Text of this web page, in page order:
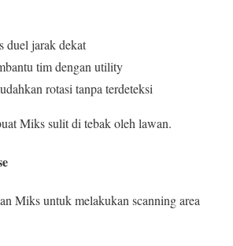
duel jarak dekat
tim dengan utility
rotasi tanpa terdeteksi
Miks sulit di tebak oleh lawan.
Miks untuk melakukan scanning area